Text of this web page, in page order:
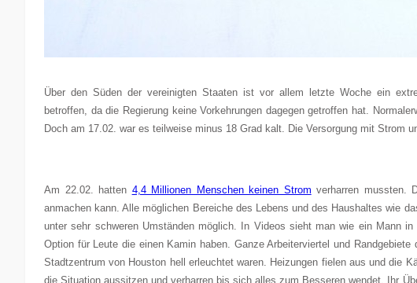
Über den Süden der vereinigten Staaten ist vor allem letzte Woche ein
betroffen, da die Regierung keine Vorkehrungen dagegen getroffen hat.
Doch am 17.02. war es teilweise minus 18 Grad kalt. Die Versorgung mit Strom
Am 22.02. hatten 4,4 Millionen Menschen keinen Strom verharren mussten.
anmachen kann. Alle möglichen Bereiche des Lebens und des Haushaltes wie
unter sehr schweren Umständen möglich. In Videos sieht man wie ein Mann
Option für Leute die einen Kamin haben. Ganze Arbeiterviertel und
Stadtzentrum von Houston hell erleuchtet waren. Heizungen fielen aus und die
die Situation aussitzen und verharren bis sich alles zum Besseren wendet. Ihr